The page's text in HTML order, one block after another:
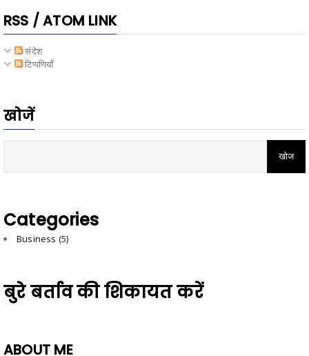
RSS / ATOM LINK
संदेश
टिप्पणियाँ
खोजें
Categories
Business (5)
बुरे बर्ताव की शिकायत करें
ABOUT ME